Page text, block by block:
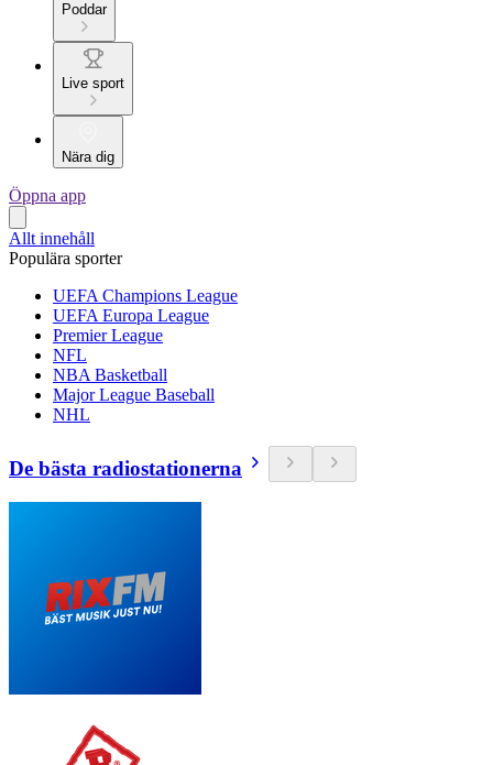
Poddar
Live sport
Nära dig
Öppna app
Allt innehåll
Populära sporter
UEFA Champions League
UEFA Europa League
Premier League
NFL
NBA Basketball
Major League Baseball
NHL
De bästa radiostationerna